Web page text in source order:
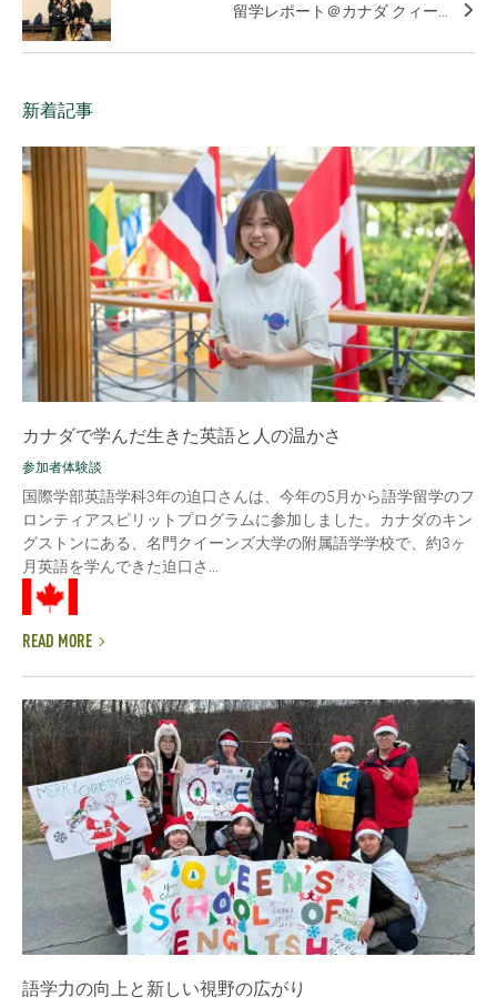
留学レポート＠カナダ クィー...
新着記事
カナダで学んだ生きた英語と人の温かさ
参加者体験談
国際学部英語学科3年の迫口さんは、今年の5月から語学留学のフ
ロンティアスピリットプログラムに参加しました。カナダのキン
グストンにある、名門クイーンズ大学の附属語学学校で、約3ヶ
月英語を学んできた迫口さ...
READ MORE
語学力の向上と新しい視野の広がり